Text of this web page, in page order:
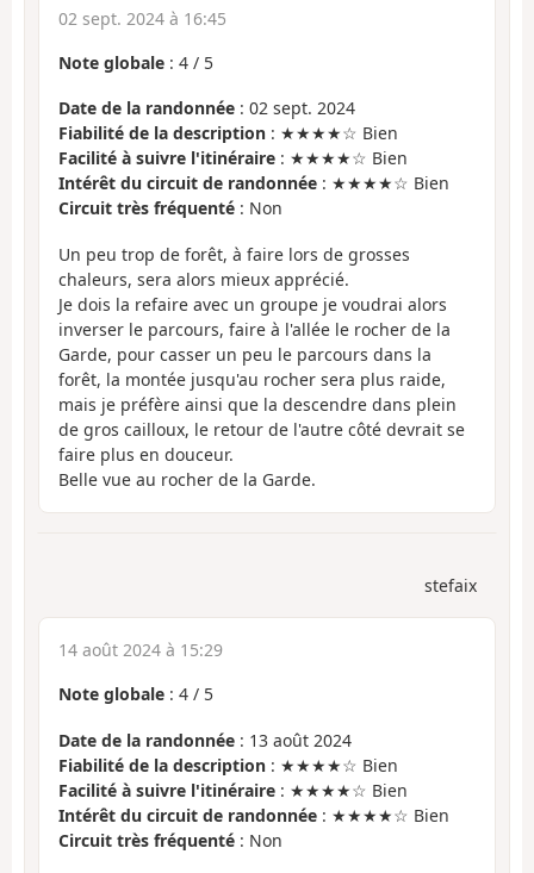
02 sept. 2024 à 16:45
Note globale : 4 / 5
Date de la randonnée : 02 sept. 2024
Fiabilité de la description : ★★★★☆ Bien
Facilité à suivre l'itinéraire : ★★★★☆ Bien
Intérêt du circuit de randonnée : ★★★★☆ Bien
Circuit très fréquenté : Non
Un peu trop de forêt, à faire lors de grosses
chaleurs, sera alors mieux apprécié.
Je dois la refaire avec un groupe je voudrai alors
inverser le parcours, faire à l'allée le rocher de la
Garde, pour casser un peu le parcours dans la
forêt, la montée jusqu'au rocher sera plus raide,
mais je préfère ainsi que la descendre dans plein
de gros cailloux, le retour de l'autre côté devrait se
faire plus en douceur.
Belle vue au rocher de la Garde.
stefaix
14 août 2024 à 15:29
Note globale : 4 / 5
Date de la randonnée : 13 août 2024
Fiabilité de la description : ★★★★☆ Bien
Facilité à suivre l'itinéraire : ★★★★☆ Bien
Intérêt du circuit de randonnée : ★★★★☆ Bien
Circuit très fréquenté : Non